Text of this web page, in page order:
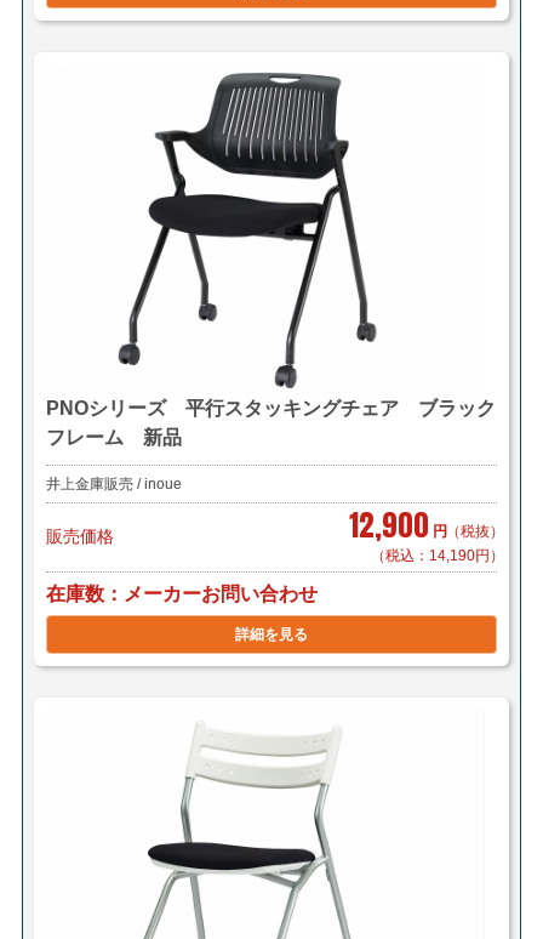
PNOシリーズ 平行スタッキングチェア ブラック
フレーム 新品
井上金庫販売 / inoue
販売価格 12,900 円 （税抜）
（税込：14,190円）
在庫数 メーカーお問い合わせ
詳細を見る